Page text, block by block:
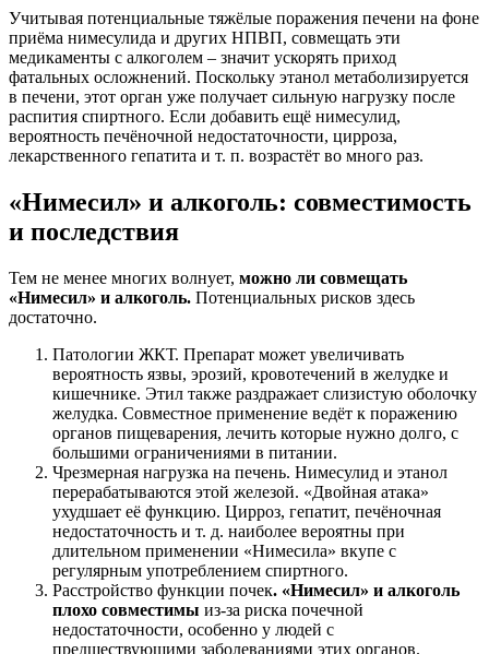
Учитывая потенциальные тяжёлые поражения печени на фоне
приёма нимесулида и других НПВП, совмещать эти
медикаменты с алкоголем – значит ускорять приход
фатальных осложнений. Поскольку этанол метаболизируется
в печени, этот орган уже получает сильную нагрузку после
распития спиртного. Если добавить ещё нимесулид,
вероятность печёночной недостаточности, цирроза,
лекарственного гепатита и т. п. возрастёт во много раз.
«Нимесил» и алкоголь: совместимость
и последствия
Тем не менее многих волнует, можно ли совмещать
«Нимесил» и алкоголь. Потенциальных рисков здесь
достаточно.
Патологии ЖКТ. Препарат может увеличивать
вероятность язвы, эрозий, кровотечений в желудке и
кишечнике. Этил также раздражает слизистую оболочку
желудка. Совместное применение ведёт к поражению
органов пищеварения, лечить которые нужно долго, с
большими ограничениями в питании.
Чрезмерная нагрузка на печень. Нимесулид и этанол
перерабатываются этой железой. «Двойная атака»
ухудшает её функцию. Цирроз, гепатит, печёночная
недостаточность и т. д. наиболее вероятны при
длительном применении «Нимесила» вкупе с
регулярным употреблением спиртного.
Расстройство функции почек. «Нимесил» и алкоголь
плохо совместимы из-за риска почечной
недостаточности, особенно у людей с
предшествующими заболеваниями этих органов.